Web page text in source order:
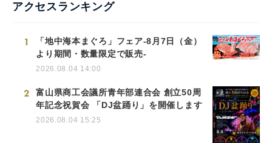
アクセスランキング
1
「地中海本まぐろ」フェア-8月7日（金）
より期間・数量限定で販売-
2026.08.04 14:00
2
富山県商工会議所青年部連合会 創立50周
年記念祝賀会 「DJ盆踊り」を開催します
2026.08.04 15:25